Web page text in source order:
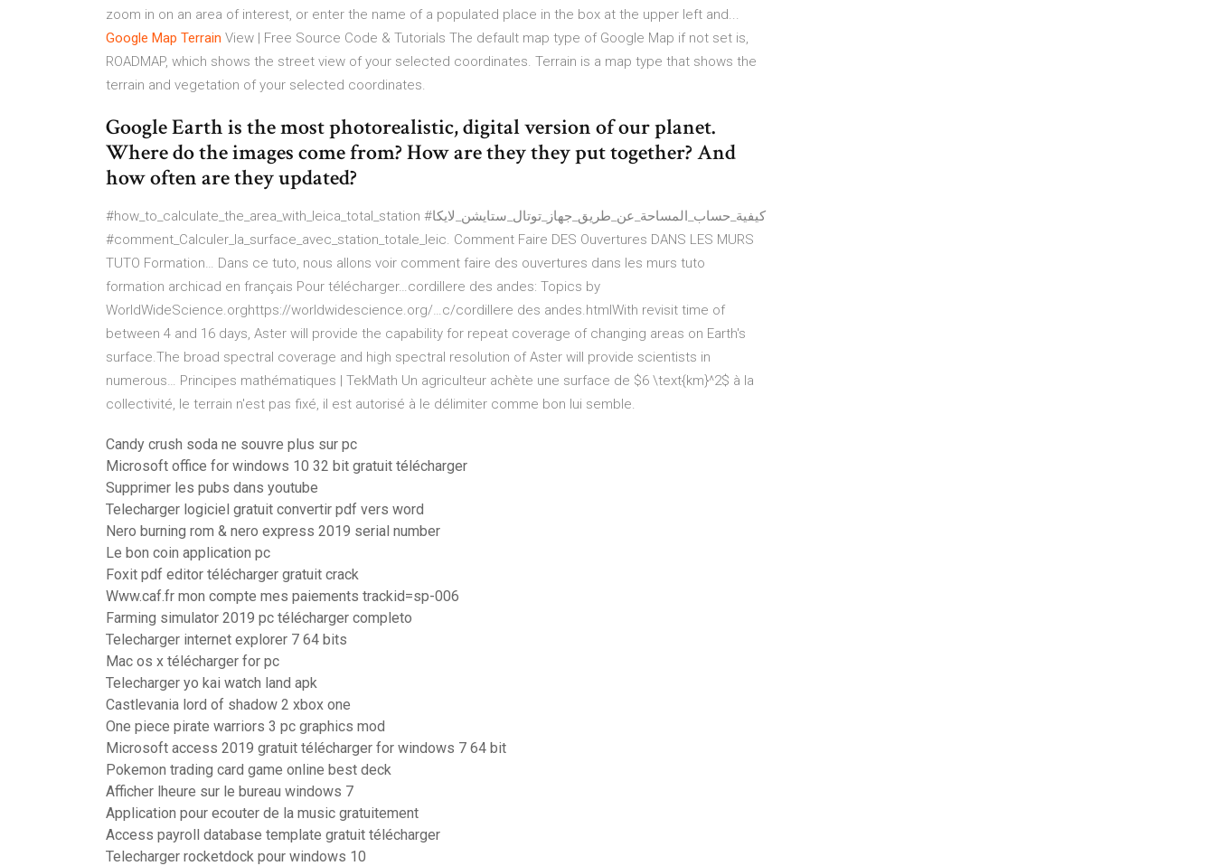
zoom in on an area of interest, or enter the name of a populated place in the box at the upper left and...
Google Map Terrain View | Free Source Code & Tutorials The default map type of Google Map if not set is,
ROADMAP, which shows the street view of your selected coordinates. Terrain is a map type that shows the
terrain and vegetation of your selected coordinates.
Google Earth is the most photorealistic, digital version of our planet.
Where do the images come from? How are they they put together? And
how often are they updated?
#how_to_calculate_the_area_with_leica_total_station #كيفية_حساب_المساحة_عن_طريق_جهاز_توتال_ستايشن_لايكا
#comment_Calculer_la_surface_avec_station_totale_leic. Comment Faire DES Ouvertures DANS LES MURS
TUTO Formation… Dans ce tuto, nous allons voir comment faire des ouvertures dans les murs tuto
formation archicad en français Pour télécharger…cordillere des andes: Topics by
WorldWideScience.orghttps://worldwidescience.org/…c/cordillere des andes.htmlWith revisit time of
between 4 and 16 days, Aster will provide the capability for repeat coverage of changing areas on Earth's
surface.The broad spectral coverage and high spectral resolution of Aster will provide scientists in
numerous… Principes mathématiques | TekMath Un agriculteur achète une surface de $6 \text{km}^2$ à la
collectivité, le terrain n'est pas fixé, il est autorisé à le délimiter comme bon lui semble.
Candy crush soda ne souvre plus sur pc
Microsoft office for windows 10 32 bit gratuit télécharger
Supprimer les pubs dans youtube
Telecharger logiciel gratuit convertir pdf vers word
Nero burning rom & nero express 2019 serial number
Le bon coin application pc
Foxit pdf editor télécharger gratuit crack
Www.caf.fr mon compte mes paiements trackid=sp-006
Farming simulator 2019 pc télécharger completo
Telecharger internet explorer 7 64 bits
Mac os x télécharger for pc
Telecharger yo kai watch land apk
Castlevania lord of shadow 2 xbox one
One piece pirate warriors 3 pc graphics mod
Microsoft access 2019 gratuit télécharger for windows 7 64 bit
Pokemon trading card game online best deck
Afficher lheure sur le bureau windows 7
Application pour ecouter de la music gratuitement
Access payroll database template gratuit télécharger
Telecharger rocketdock pour windows 10